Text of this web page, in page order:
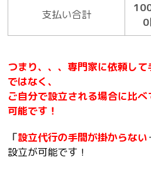
支払い合計
つまり、、、専門家に依頼し
ではなく、
ご自分で設立される場合に比
可能です！
「設立代行の手間が掛からない
設立が可能です！